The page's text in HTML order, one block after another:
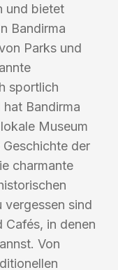
und bietet
Bandirma
Parks und
sportlich
Bandirma
Museum
der
charmante
vergessen sind
Cafés, in denen
Von